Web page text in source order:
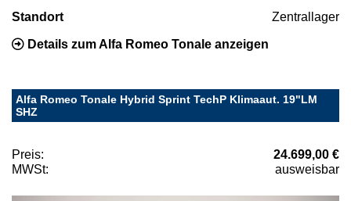
Standort Zentrallager
Details zum Alfa Romeo Tonale anzeigen
Alfa Romeo Tonale Hybrid Sprint TechP Klimaaut. 19"LM
SHZ
Preis:
24.699,00 €
MWSt:
ausweisbar